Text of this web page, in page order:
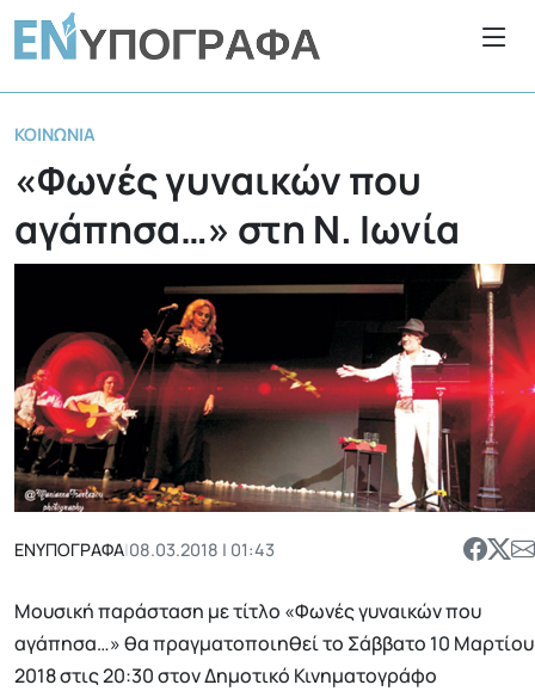
ΚΟΙΝΩΝΊΑ
«Φωνές γυναικών που
αγάπησα…» στη Ν. Ιωνία
ΕΝΥΠΟΓΡΑΦΑ|08.03.2018 | 01:43
Μουσική παράσταση με τίτλο «Φωνές γυναικών που
αγάπησα…» θα πραγματοποιηθεί το Σάββατο 10 Μαρτίου
2018 στις 20:30 στον Δημοτικό Κινηματογράφο